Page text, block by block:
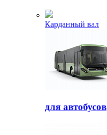
Карданный вал
для автобусов